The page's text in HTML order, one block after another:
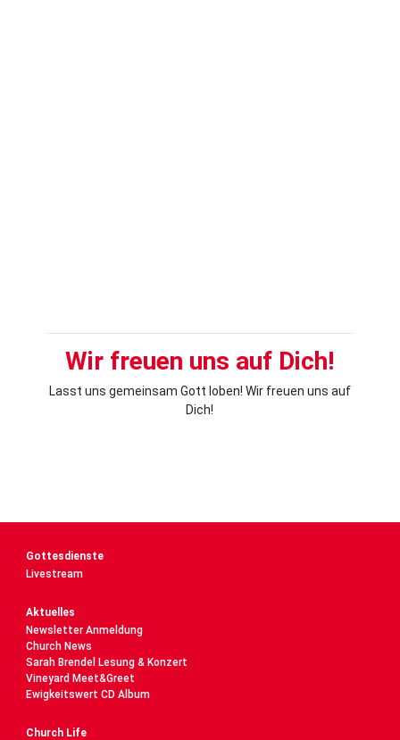
Wir freuen uns auf Dich!
Lasst uns gemeinsam Gott loben! Wir freuen uns auf
Dich!
Gottesdienste
Livestream
Aktuelles
Newsletter Anmeldung
Church News
Sarah Brendel Lesung & Konzert
Vineyard Meet&Greet
Ewigkeitswert CD Album
Church Life